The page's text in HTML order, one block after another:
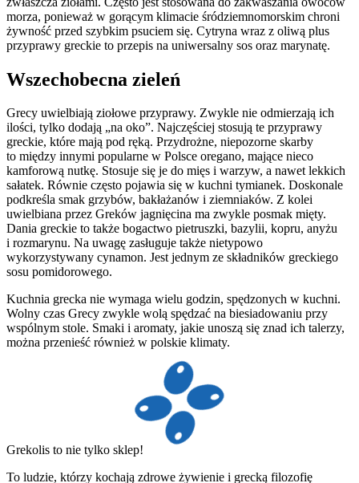
morza, ponieważ w gorącym klimacie śródziemnomorskim chroni
żywność przed szybkim psuciem się. Cytryna wraz z oliwą plus
przyprawy greckie to przepis na uniwersalny sos oraz marynatę.
Wszechobecna zieleń
Grecy uwielbiają ziołowe przyprawy. Zwykle nie odmierzają ich
ilości, tylko dodają „na oko”. Najczęściej stosują te przyprawy
greckie, które mają pod ręką. Przydrożne, niepozorne skarby
to między innymi popularne w Polsce oregano, mające nieco
kamforową nutkę. Stosuje się je do mięs i warzyw, a nawet lekkich
sałatek. Równie często pojawia się w kuchni tymianek. Doskonale
podkreśla smak grzybów, bakłażanów i ziemniaków. Z kolei
uwielbiana przez Greków jagnięcina ma zwykle posmak mięty.
Dania greckie to także bogactwo pietruszki, bazylii, kopru, anyżu
i rozmarynu. Na uwagę zasługuje także nietypowo
wykorzystywany cynamon. Jest jednym ze składników greckiego
sosu pomidorowego.
Kuchnia grecka nie wymaga wielu godzin, spędzonych w kuchni.
Wolny czas Grecy zwykle wolą spędzać na biesiadowaniu przy
wspólnym stole. Smaki i aromaty, jakie unoszą się znad ich talerzy,
można przenieść również w polskie klimaty.
Grekolis to nie tylko sklep!
To ludzie, którzy kochają zdrowe żywienie i grecką filozofię